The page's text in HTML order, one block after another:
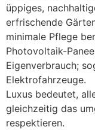
üppiges,
erfrischende
minimale Pflege
Photovoltaik-
Eigenverbrauch;
Elektrofahrzeuge.
Luxus bedeutet,
gleichzeitig das
respektieren.